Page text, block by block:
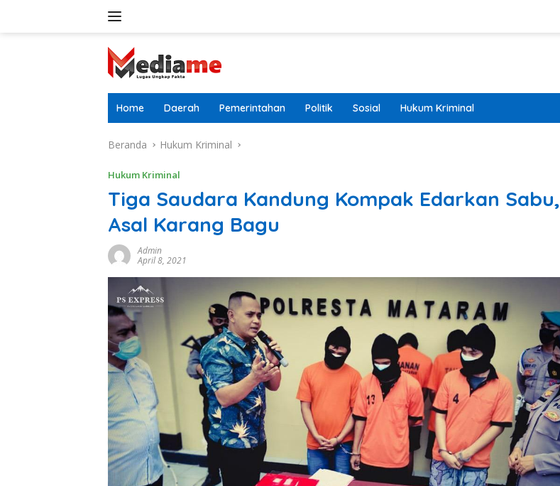
Home Daerah Pemerintahan Politik Sosial Hukum Kriminal
Beranda Hukum Kriminal
Hukum Kriminal
Tiga Saudara Kandung Kompak Edarkan Sabu,
Asal Karang Bagu
Admin
April 8, 2021